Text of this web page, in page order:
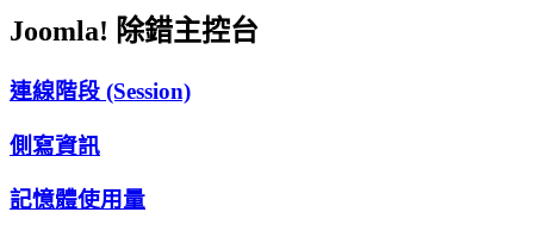
Joomla! 除錯主控台
連線階段 (Session)
側寫資訊
記憶體使用量